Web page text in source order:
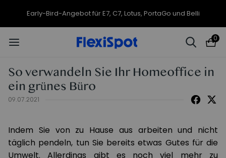
Early-Bird-Angebot für E7, C7, Lotus, PortaGo und Belli
0
So verwandeln Sie Ihr Homeoffice in
ein grünes Büro
09.07.2021
Indem Sie von zu Hause aus arbeiten und nicht
täglich pendeln, tun Sie bereits etwas Gutes für die
Umwelt. Allerdings gibt es noch viel mehr zu